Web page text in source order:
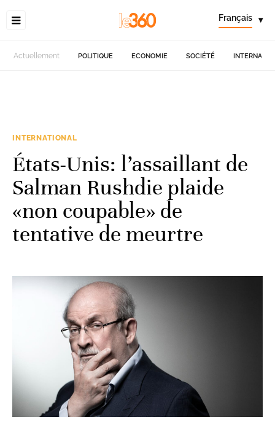
Français ▾
Actuellement POLITIQUE ECONOMIE SOCIÉTÉ
INTERNATIONAL
États-Unis: l’assaillant de
Salman Rushdie plaide
«non coupable» de
tentative de meurtre